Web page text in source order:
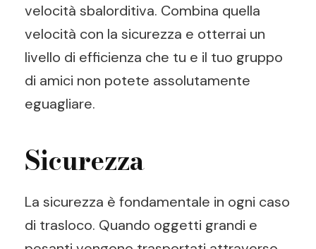
velocità sbalorditiva. Combina quella
velocità con la sicurezza e otterrai un
livello di efficienza che tu e il tuo gruppo
di amici non potete assolutamente
eguagliare.
Sicurezza
La sicurezza è fondamentale in ogni caso
di trasloco. Quando oggetti grandi e